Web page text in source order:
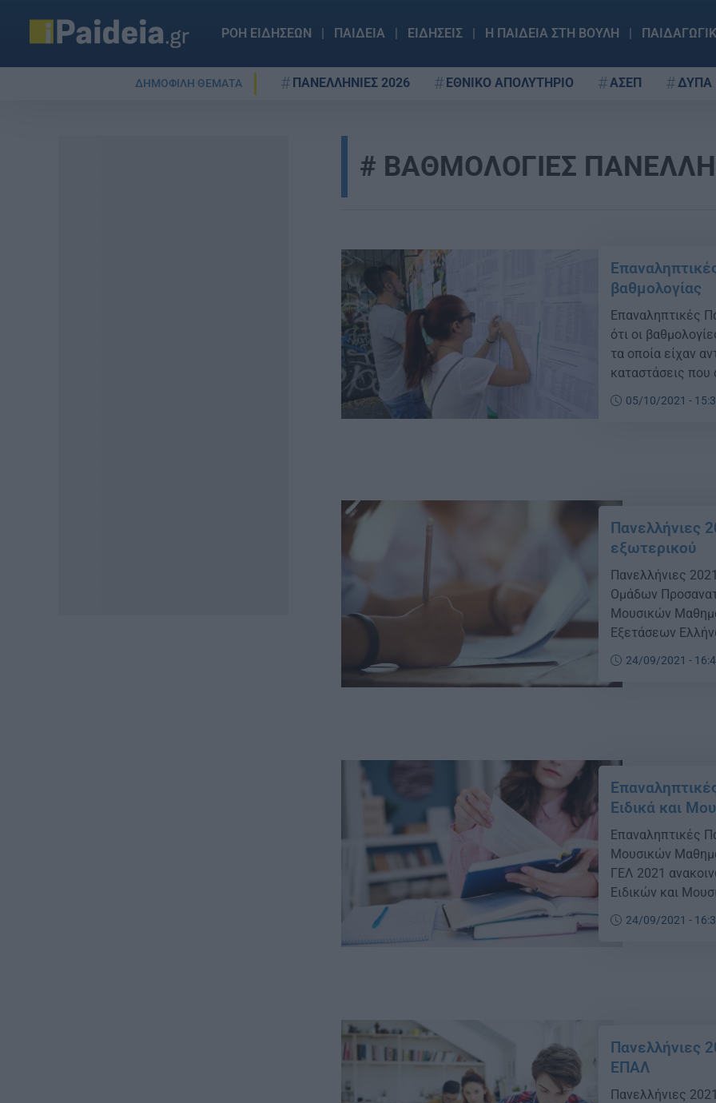
ΡΟΗ ΕΙΔΗΣΕΩΝ ΠΑΙΔΕΙΑ ΕΙΔΗΣΕΙΣ Η ΠΑΙΔΕΙΑ ΣΤΗ ΒΟΥΛΗ
ΔΗΜΟΦΙΛΗ ΘΕΜΑΤΑ ΠΑΝΕΛΛΗΝΙΕΣ 2026 ΕΘΝΙΚΟ ΑΠΟΛΥΤΗΡΙΟ ΑΣΕΠ ΔΥΠΑ
ΒΑΘΜΟΛΟΓΙΕΣ
βαθμολογίας
Επαναληπτικές
ότι οι
τα οποία είχαν
καταστάσεις που
κωδικό κάθε
εξεταζόμενο
05/10/2021 -
Πανελλήνιες
εξωτερικού
Πανελλήνιες
Ομάδων
Μουσικών
Εξετάσεων
που υπηρετούν
λυκείων του
βρίσκουν τη
24/09/2021 -
Ειδικά και
Επαναληπτικές
Μουσικών
ΓΕΛ 2021
Ειδικών και
Εξετάσεων των
ιστοσελίδα
24/09/2021 -
Πανελλήνιες
ΕΠΑΛ
Πανελλήνιες